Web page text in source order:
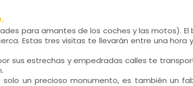
para amantes de los coches y las motos). El
Estas tres visitas te llevarán entre una hora
sus estrechas y empedradas calles te
un precioso monumento, es también un